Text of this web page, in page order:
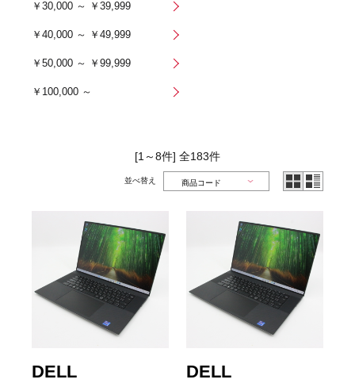
￥30,000 ～ ￥39,999
￥40,000 ～ ￥49,999
￥50,000 ～ ￥99,999
￥100,000 ～
[1～8件] 全183件
並べ替え
DELL DELL